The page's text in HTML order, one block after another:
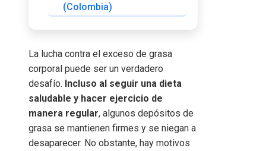
(Colombia)
La lucha contra el exceso de grasa
corporal puede ser un verdadero
desafío. Incluso al seguir una dieta
saludable y hacer ejercicio de
manera regular, algunos depósitos de
grasa se mantienen firmes y se niegan a
desaparecer. No obstante, hay motivos